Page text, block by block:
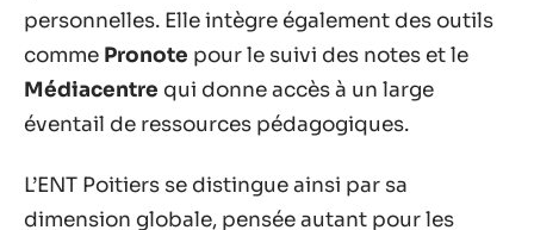
personnelles. Elle intègre également des outils
comme Pronote pour le suivi des notes et le
Médiacentre qui donne accès à un large
éventail de ressources pédagogiques.
L’ENT Poitiers se distingue ainsi par sa
dimension globale, pensée autant pour les